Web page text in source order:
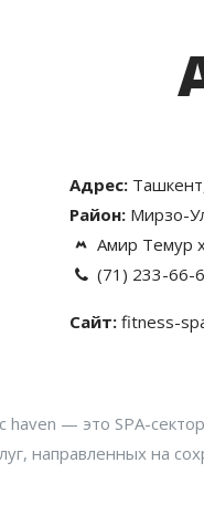
Адрес:
Район: Мирзо-
Амир Темур
(71) 233-66-
Сайт: fitness-
— это SPA-
направленных на